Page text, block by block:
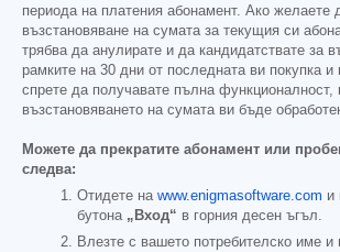
периода на платения абонамент. Ако желаете
възстановяване на сумата за текущия си
трябва да анулирате и да кандидатствате за
рамките на 30 дни от последната ви покупка
спрете да получавате пълна функционалност,
възстановяването на сумата ви бъде
Можете да прекратите абонамент или
следва:
Отидете на www.enigmasoftware.com и
бутона „Вход“ в горния десен ъгъл.
Влезте с вашето потребителско име и